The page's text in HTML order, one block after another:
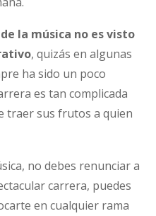
la música no es visto
, quizás en algunas
ha sido un poco
es tan complicada
traer sus frutos a quien
no debes renunciar a
carrera, puedes
en cualquier rama